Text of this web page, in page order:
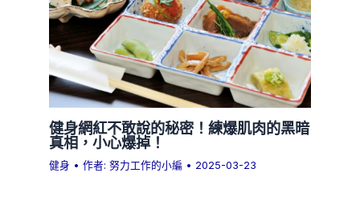
健身網紅不敢說的秘密！練爆肌肉的黑暗
真相，小心爆掉！
健身 • 作者:努力工作的小編 • 2025-03-23